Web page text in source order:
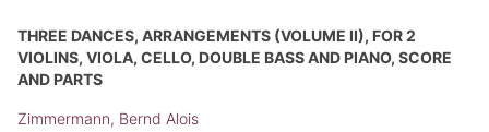
THREE DANCES, ARRANGEMENTS (VOLUME II), FOR 2
VIOLINS, VIOLA, CELLO, DOUBLE BASS AND PIANO, SCORE
AND PARTS
Zimmermann, Bernd Alois